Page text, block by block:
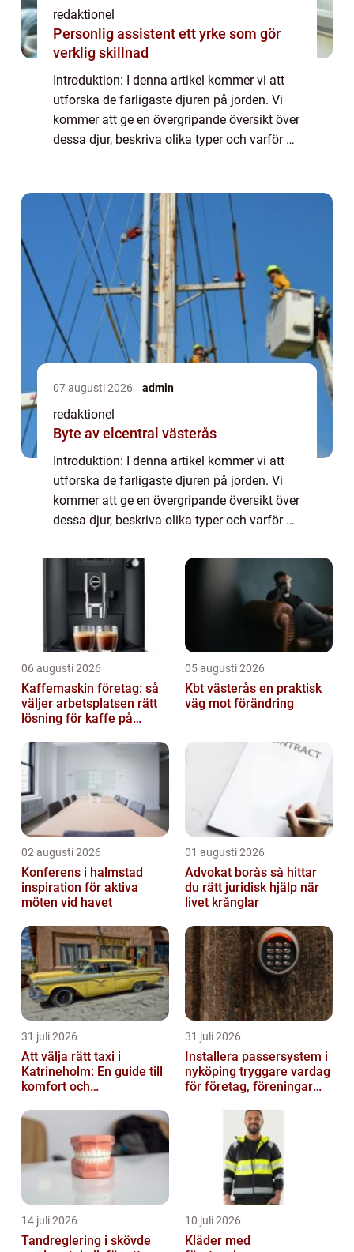
redaktionel
Personlig assistent ett yrke som gör
verklig skillnad
Introduktion: I denna artikel kommer vi att
utforska de farligaste djuren på jorden. Vi
kommer att ge en övergripande översikt över
dessa djur, beskriva olika typer och varför de
07 augusti 2026 admin
redaktionel
Byte av elcentral västerås
Introduktion: I denna artikel kommer vi att
utforska de farligaste djuren på jorden. Vi
kommer att ge en övergripande översikt över
dessa djur, beskriva olika typer och varför de
att presentera kvantitativa m...
06 augusti 2026
Kaffemaskin företag: så
väljer arbetsplatsen rätt
lösning för kaffe på
05 augusti 2026
Kbt västerås en praktisk
väg mot förändring
02 augusti 2026
Konferens i halmstad
inspiration för aktiva
möten vid havet
01 augusti 2026
Advokat borås så hittar
du rätt juridisk hjälp när
livet krånglar
31 juli 2026
Att välja rätt taxi i
Katrineholm: En guide till
komfort och
31 juli 2026
Installera passersystem i
nyköping tryggare vardag
för företag, föreningar
14 juli 2026
Tandreglering i skövde
10 juli 2026
Kläder med